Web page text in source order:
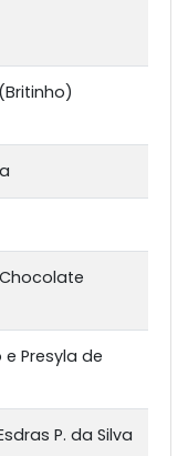
Presyla de
P. da Silva